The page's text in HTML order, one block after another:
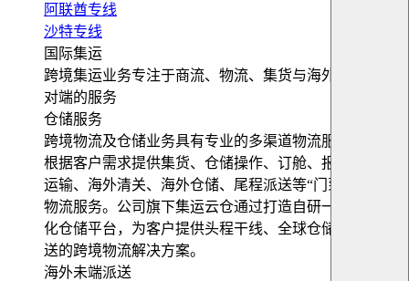
阿联酋专线
沙特专线
国际集运
跨境集运业务专注于商流、物流、集货与海外仓储等端
对端的服务
仓储服务
跨境物流及仓储业务具有专业的多渠道物流服务平台，
根据客户需求提供集货、仓储操作、订舱、报关、跨境
运输、海外清关、海外仓储、尾程派送等“门到门”跨境
物流服务。公司旗下集运云仓通过打造自研一站式数字
化仓储平台，为客户提供头程干线、全球仓储及末端配
送的跨境物流解决方案。
海外未端派送